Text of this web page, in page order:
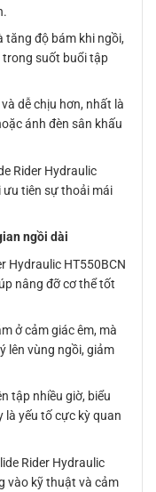
tăng độ bám khi ngồi,
trong suốt buổi tập
dễ chịu hơn, nhất là
ánh đèn sân khấu
Rider Hydraulic
ưu tiên sự thoải mái
ngồi dài
Hydraulic HT550BCN
nâng đỡ cơ thể tốt
ở cảm giác êm, mà
lên vùng ngồi, giảm
tập nhiều giờ, biểu
là yếu tố cực kỳ quan
Rider Hydraulic
vào kỹ thuật và cảm